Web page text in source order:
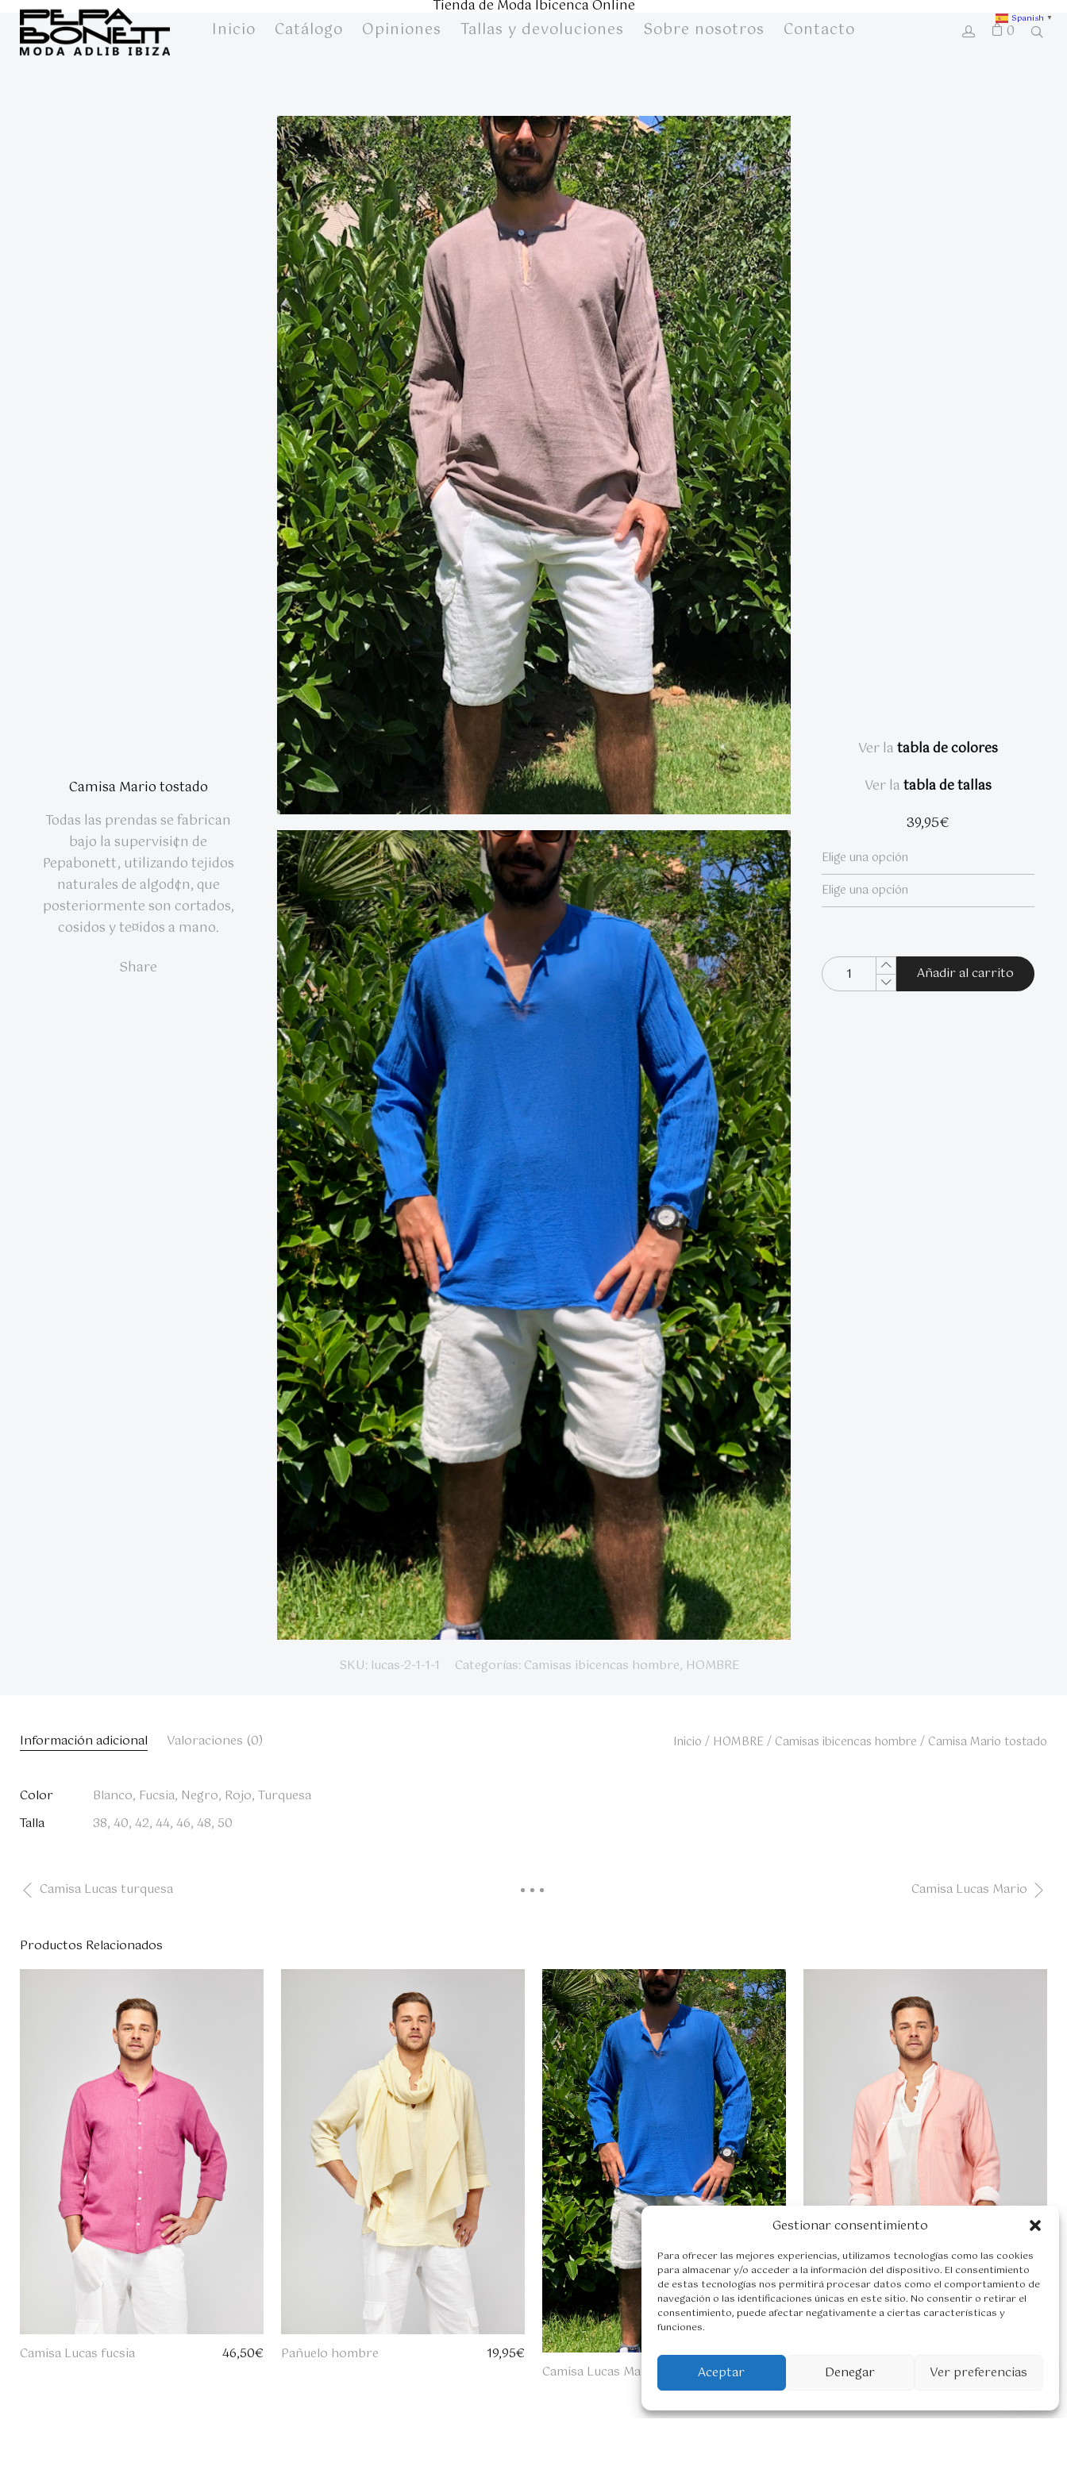
Gestionar consentimiento
Para ofrecer las mejores experiencias, utilizamos tecnologías como las cookies
para almacenar y/o acceder a la información del dispositivo. El consentimiento
de estas tecnologías nos permitirá procesar datos como el comportamiento de
navegación o las identificaciones únicas en este sitio. No consentir o retirar el
consentimiento, puede afectar negativamente a ciertas características y
funciones.
Aceptar Denegar Ver preferencias
Inicio Catálogo Opiniones Tallas y devoluciones Sobre nosotros Contacto 0
Tienda de Moda Ibicenca Online
Camisa Mario tostado
Todas las prendas se fabrican
bajo la supervisi¢n de
Pepabonett, utilizando tejidos
naturales de algod¢n, que
posteriormente son cortados,
cosidos y te¤idos a mano.
Share
Ver latabla de colores
Ver latabla de tallas
39,95€
Añadir al carrito
SKU: lucas-2-1-1-1 Categorías: Camisas ibicencas hombre, HOMBRE
Inicio / HOMBRE / Camisas ibicencas hombre / Camisa Mario tostado
Información adicional Valoraciones (0)
Color
Blanco, Fucsia, Negro, Rojo, Turquesa
Talla
38, 40, 42, 44, 46, 48, 50
Camisa Lucas Mario
Camisa Lucas turquesa
Productos Relacionados
Camisa Lucas fucsia 46,50€ Pañuelo hombre 19,95€
Camisa Lucas Mario
Spanish ▼